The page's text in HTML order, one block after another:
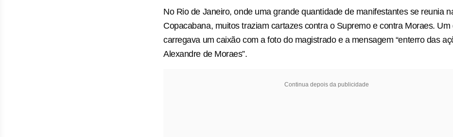
No Rio de Janeiro, onde uma grande quantidade de manifestantes se reunia
Copacabana, muitos traziam cartazes contra o Supremo e contra Moraes. Um
carregava um caixão com a foto do magistrado e a mensagem “enterro das
Alexandre de Moraes”.
Continua depois da publicidade